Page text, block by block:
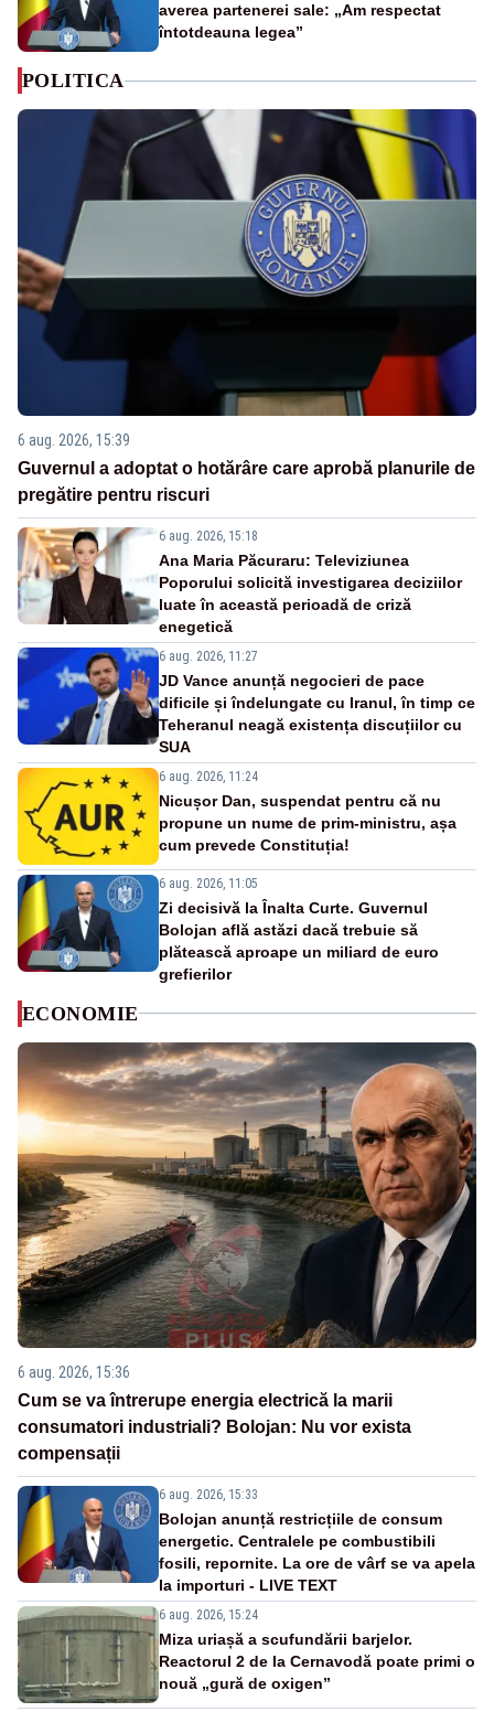
averea partenerei sale: „Am respectat
întotdeauna legea”
POLITICA
6 aug. 2026, 15:39
Guvernul a adoptat o hotărâre care aprobă planurile de
pregătire pentru riscuri
6 aug. 2026, 15:18
Ana Maria Păcuraru: Televiziunea
Poporului solicită investigarea deciziilor
luate în această perioadă de criză
enegetică
6 aug. 2026, 11:27
JD Vance anunță negocieri de pace
dificile și îndelungate cu Iranul, în timp ce
Teheranul neagă existența discuțiilor cu
SUA
6 aug. 2026, 11:24
Nicușor Dan, suspendat pentru că nu
propune un nume de prim-ministru, așa
cum prevede Constituția!
6 aug. 2026, 11:05
Zi decisivă la Înalta Curte. Guvernul
Bolojan află astăzi dacă trebuie să
plătească aproape un miliard de euro
grefierilor
ECONOMIE
6 aug. 2026, 15:36
Cum se va întrerupe energia electrică la marii
consumatori industriali? Bolojan: Nu vor exista
compensații
6 aug. 2026, 15:33
Bolojan anunță restricțiile de consum
energetic. Centralele pe combustibili
fosili, repornite. La ore de vârf se va apela
la importuri - LIVE TEXT
6 aug. 2026, 15:24
Miza uriașă a scufundării barjelor.
Reactorul 2 de la Cernavodă poate primi o
nouă „gură de oxigen”